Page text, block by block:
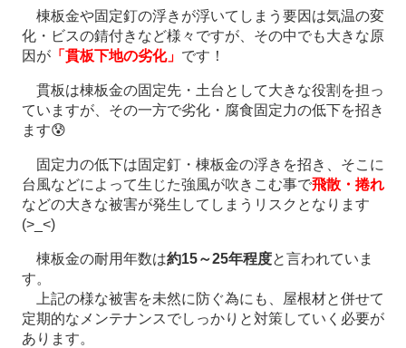
棟板金や固定釘の浮きが浮いてしまう要因は気温の変
化・ビスの錆付きなど様々ですが、その中でも大きな原
因が「貫板下地の劣化」 です！
貫板は棟板金の固定先・土台として大きな役割を担っ
ていますが、その一方で劣化・腐食固定力の低下を招き
ます😰
固定力の低下は固定釘・棟板金の浮きを招き、そこに
台風などによって生じた強風が吹きこむ事で飛散・捲れ
などの大きな被害が発生してしまうリスクとなります
(>_<)
棟板金の耐用年数は約15～25年程度と言われていま
す。
上記の様な被害を未然に防ぐ為にも、屋根材と併せて
定期的なメンテナンスでしっかりと対策していく必要が
あります。